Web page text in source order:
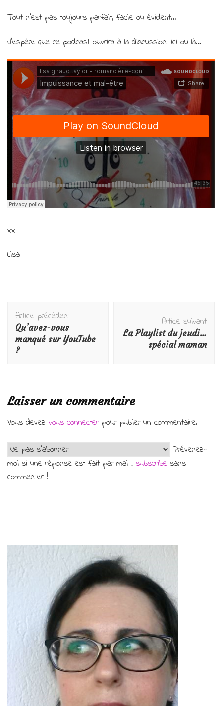
Tout n’est pas toujours parfait, facile ou évident…
J’espère que ce podcast ouvrira à la discussion, ici ou là…
xx
Lisa
Navigation
d'article
Article précédent
Qu’avez-vous
manqué sur YouTube
?
Article suivant
La Playlist du jeudi…
spécial maman
Laisser un commentaire
Vous devez vous connecterpour publier un commentaire.
Prévenez-
moi si une réponse est fait par mail ! subscribe sans
commenter !